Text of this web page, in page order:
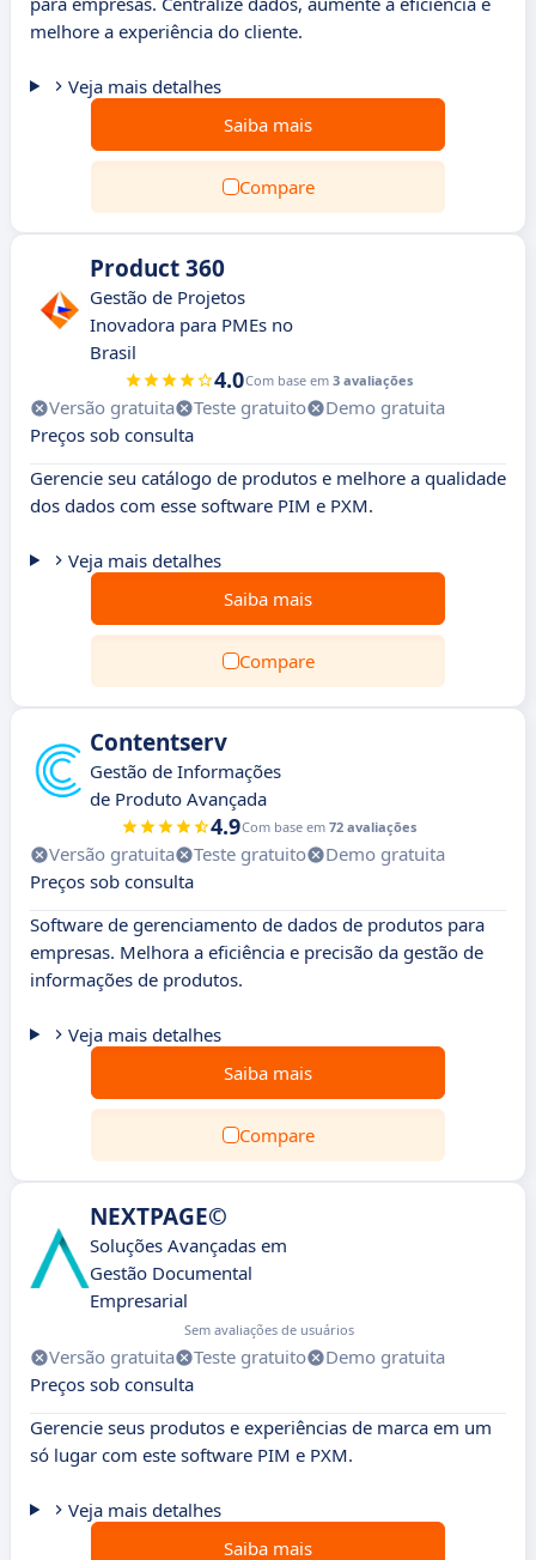
melhore a experiência do cliente.
Veja mais detalhes
Saiba mais
Compare
Product 360
Gestão de Projetos
Inovadora para PMEs no
Brasil
4.0Com base em 3 avaliações
Versão gratuita Teste gratuito
Demo gratuita
Preços sob consulta
Gerencie seu catálogo de produtos e melhore a qualidade
dos dados com esse software PIM e PXM.
Veja mais detalhes
Saiba mais
Compare
Contentserv
Gestão de Informações
de Produto Avançada
4.9Com base em 72 avaliações
Versão gratuita Teste gratuito
Demo gratuita
Preços sob consulta
Software de gerenciamento de dados de produtos para
empresas. Melhora a eficiência e precisão da gestão de
informações de produtos.
Veja mais detalhes
Saiba mais
Compare
NEXTPAGE©
Soluções Avançadas em
Gestão Documental
Empresarial
Sem avaliações de usuários
Versão gratuita Teste gratuito
Demo gratuita
Preços sob consulta
Gerencie seus produtos e experiências de marca em um
só lugar com este software PIM e PXM.
Veja mais detalhes
Saiba mais